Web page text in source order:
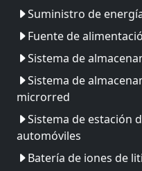
Suministro de
Fuente de
Sistema de
Sistema de
microrred
Sistema de estación
automóviles
Batería de iones de